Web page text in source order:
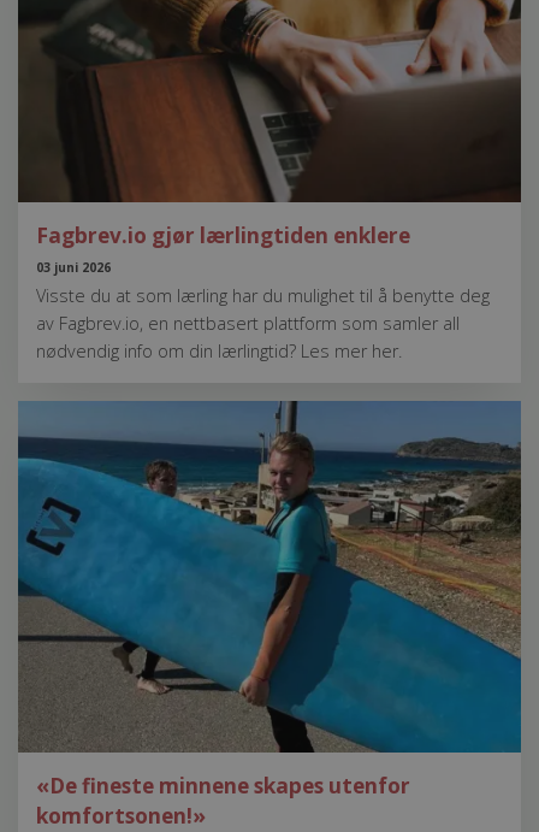
Fagbrev.io gjør lærlingtiden enklere
03 juni 2026
Visste du at som lærling har du mulighet til å benytte deg
av Fagbrev.io, en nettbasert plattform som samler all
nødvendig info om din lærlingtid? Les mer her.
«De fineste minnene skapes utenfor
komfortsonen!»